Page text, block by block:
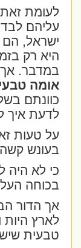
לעומת זאת,
עליהם
ישראל, הם
היא רק
במדבר. אך
אומה
כוונתם
לדעת איך
על טעות
בעונש
כי לא היה
בכוחה העל
אך הדור
לארץ היות
טבעית